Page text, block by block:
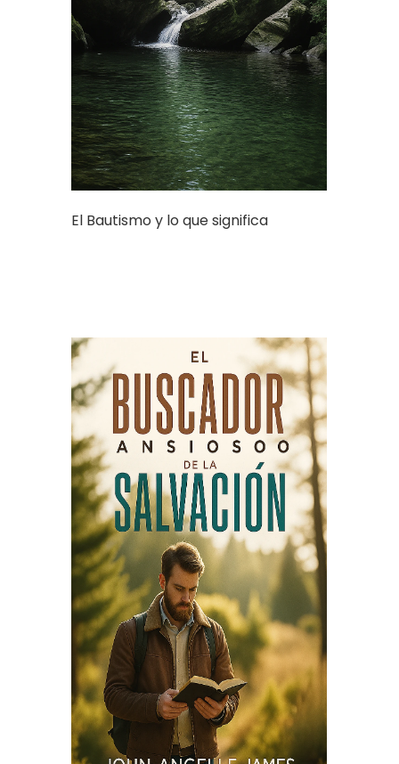
El Bautismo y lo que significa